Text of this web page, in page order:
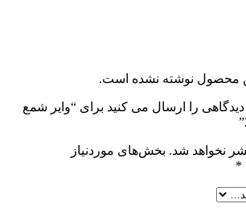
محصول نوشته نشده است.
دیدگاهی را ارسال می کنید برای “وایر شمع
نخواهد شد. بخش‌های موردنیاز
*